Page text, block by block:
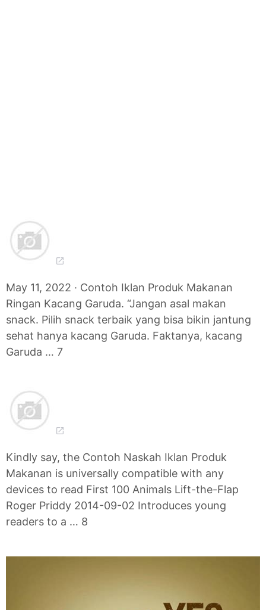
May 11, 2022 · Contoh Iklan Produk Makanan
Ringan Kacang Garuda. “Jangan asal makan
snack. Pilih snack terbaik yang bisa bikin jantung
sehat hanya kacang Garuda. Faktanya, kacang
Garuda … 7
Kindly say, the Contoh Naskah Iklan Produk
Makanan is universally compatible with any
devices to read First 100 Animals Lift-the-Flap
Roger Priddy 2014-09-02 Introduces young
readers to a … 8